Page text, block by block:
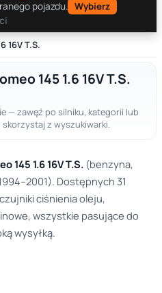
pojazdu. Wybierz
16V T.S.
145 1.6 16V T.S.
— zawęź po silniku, kategorii lub
z wyszukiwarki.
145 1.6 16V T.S.(benzyna,
Dostępnych 31
ciśnienia oleju,
wszystkie pasujące do
wysyłką.